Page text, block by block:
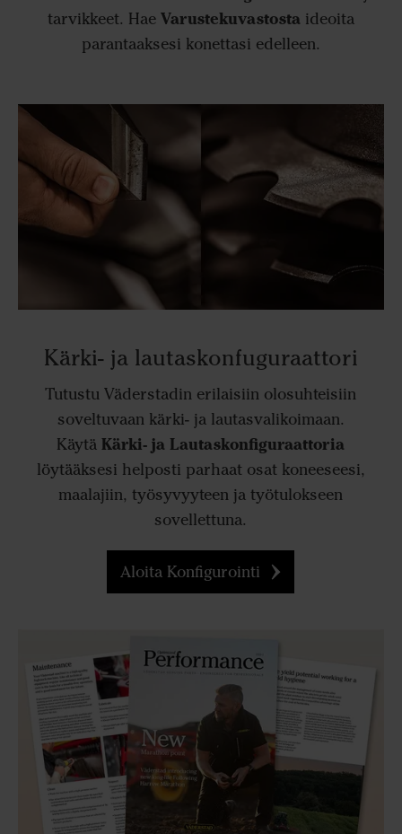
tarvikkeet. Hae Varustekuvastosta ideoita
parantaaksesi konettasi edelleen.
Kärki- ja lautaskonfuguraattori
Tutustu Väderstadin erilaisiin olosuhteisiin
soveltuvaan kärki- ja lautasvalikoimaan.
KäytäKärki- ja Lautaskonfiguraattoria
löytääksesi helposti parhaat osat koneeseesi,
maalajiin, työsyvyyteen ja työtulokseen
sovellettuna.
Aloita Konfigurointi